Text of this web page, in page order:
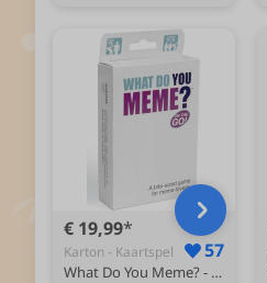
€ 19,99
Karton - Kaartspel 57
What Do You Meme? - Volwassenen Party Game - Reis editie / pocket editie - Engelstalig